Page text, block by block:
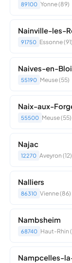
89100 Yonne (89)
Nainville-les-
91750 Essonne (91)
Naives-en-
55190 Meuse (55)
Naix-aux-
55500 Meuse (55)
Najac
12270 Aveyron (12)
Nalliers
86310 Vienne (86)
Nambsheim
68740 Haut-Rhin
Nampcelles-